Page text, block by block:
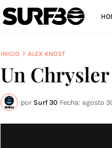
INICIO ALEX KNOST
Un
por Surf 30 Fecha: agosto